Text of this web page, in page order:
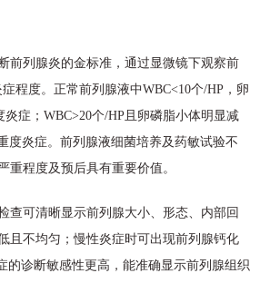
前列腺炎的金标准，通过显微镜下观察前
程度。正常前列腺液中WBC<10个/HP，卵
症；WBC>20个/HP且卵磷脂小体明显减
度炎症。前列腺液细菌培养及药敏试验不
程度及预后具有重要价值。
查可清晰显示前列腺大小、形态、内部回
不均匀；慢性炎症时可出现前列腺钙化
诊断敏感性更高，能准确显示前列腺组织